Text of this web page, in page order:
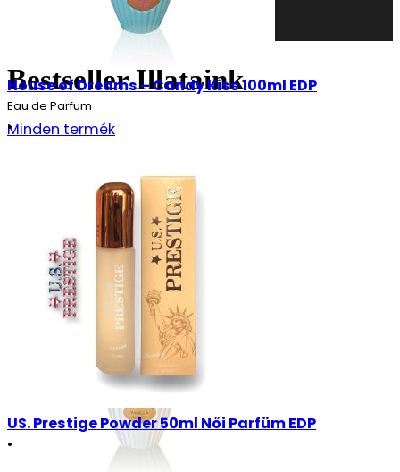
House of Dreams – Candy Kiss 100ml EDP
Eau de Parfum
•
Bestseller Illataink
Minden termék
US. Prestige Powder 50ml Női Parfüm EDP
•